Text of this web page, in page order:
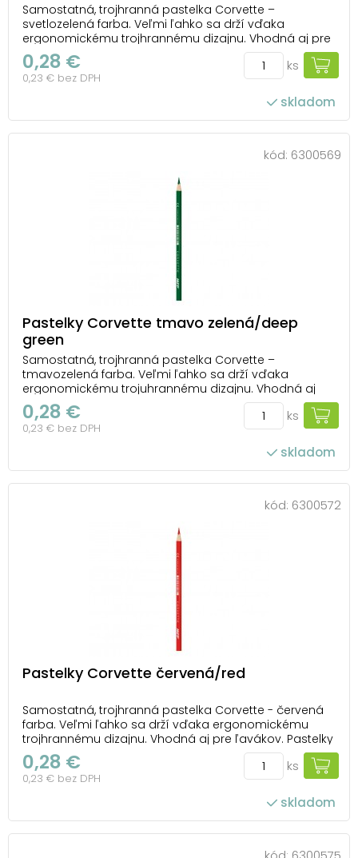
Samostatná, trojhranná pastelka Corvette –
svetlozelená farba. Veľmi ľahko sa drží vďaka
ergonomickému trojhrannému dizajnu. Vhodná aj pre
ľavákov. Pastelky sú zdravotne nezávadné, extra
nelámavé s výraznými farbami a jednoduchým
strúhaním. UPOZORNENIE: Nevhodné pre deti do 3
0,28 €
0,23 € bez DPH
ks
skladom
kód: 6300569
Pastelky Corvette tmavo zelená/deep
green
Samostatná, trojhranná pastelka Corvette –
tmavozelená farba. Veľmi ľahko sa drží vďaka
ergonomickému trojuhrannému dizajnu. Vhodná aj
pre ľavákov. Pastelky sú zdravotne nezávadné, extra
nelámavé s výraznými farbami a jednoduchým
strúhaním. UPOZORNENIE: Nevhodné pre deti do 3
0,28 €
0,23 € bez DPH
ks
skladom
kód: 6300572
Pastelky Corvette červená/red
Samostatná, trojhranná pastelka Corvette - červená
farba. Veľmi ľahko sa drží vďaka ergonomickému
trojhrannému dizajnu. Vhodná aj pre ľavákov. Pastelky
sú zdravotne nezávadné, extra nelámavé s výraznými
farbami a jednoduchým strúhaním. UPOZORNENIE:
Nebezpečenstvo udusenia malými časťami a...
0,28 €
0,23 € bez DPH
ks
skladom